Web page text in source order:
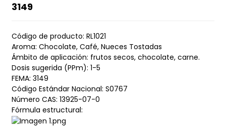
3149
Código de producto: RL1021
Aroma: Chocolate, Café, Nueces Tostadas
Ámbito de aplicación: frutos secos, chocolate, carne.
Dosis sugerida (PPm): 1-5
FEMA: 3149
Código Estándar Nacional: S0767
Número CAS: 13925-07-0
Fórmula estructural: